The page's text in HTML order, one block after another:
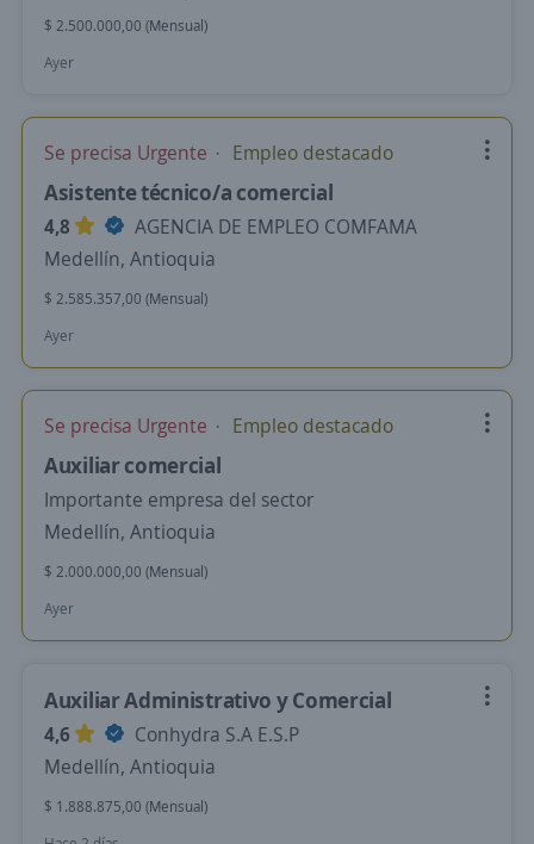
$ 2.500.000,00 (Mensual)
Ayer
Se precisa Urgente Empleo destacado
Asistente técnico/a comercial
4,8
AGENCIA DE EMPLEO COMFAMA
Medellín, Antioquia
$ 2.585.357,00 (Mensual)
Ayer
Se precisa Urgente Empleo destacado
Auxiliar comercial
Importante empresa del sector
Medellín, Antioquia
$ 2.000.000,00 (Mensual)
Ayer
Auxiliar Administrativo y Comercial
4,6
Conhydra S.A E.S.P
Medellín, Antioquia
$ 1.888.875,00 (Mensual)